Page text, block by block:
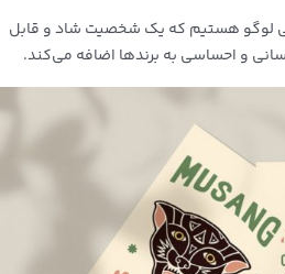
لوگو هستیم که یک شخصیت شاد و قابل
و احساسی به برندها اضافه می‌کند.